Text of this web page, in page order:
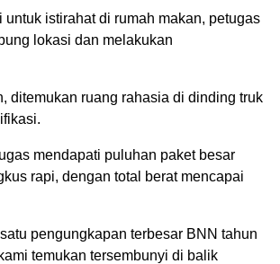
untuk istirahat di rumah makan, petugas
lokasi dan melakukan
ditemukan ruang rahasia di dinding truk
mendapati puluhan paket besar
rapi, dengan total berat mencapai
pengungkapan terbesar BNN tahun
temukan tersembunyi di balik